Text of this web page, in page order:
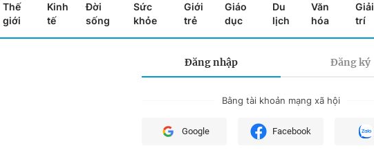
Thế
giới
Kinh
tế
Đời
sống
Sức
khỏe
Giới
trẻ
Giáo
dục
Du
lịch
Văn
hóa
Giải
trí
Đăng nhập Đăng ký
Bằng tài khoản mạng xã hội
Google Facebook